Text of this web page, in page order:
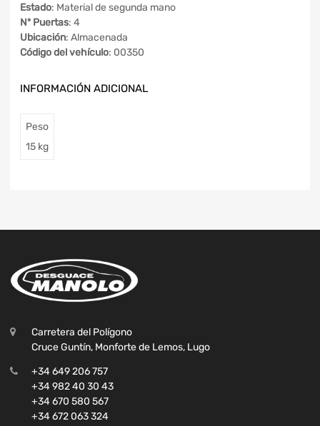
Estado: Material de segunda mano
Nº Puertas: 4
Ubicación: Almacenada
Código del vehículo: 00350
INFORMACIÓN ADICIONAL
Peso
15 kg
Carretera del Polígono
Cruce Guntín, Monforte de Lemos, Lugo
+34 649 206 757
+34 982 40 30 43
+34 670 580 567
+34 672 063 324